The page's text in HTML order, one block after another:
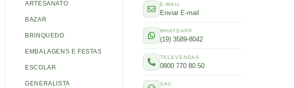
ARTESANATO
BAZAR
BRINQUEDO
EMBALAGENS E FESTAS
ESCOLAR
GENERALISTA
E-MAIL
Enviar E-mail
WHATSAPP
(19) 3589-8042
TELEVENDAS
0800 770 80 50
SAC